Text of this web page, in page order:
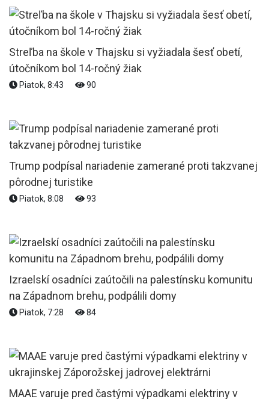
Streľba na škole v Thajsku si vyžiadala šesť obetí,
útočníkom bol 14-ročný žiak
Piatok, 8:43 90
Trump podpísal nariadenie zamerané proti takzvanej
pôrodnej turistike
Piatok, 8:08 93
Izraelskí osadníci zaútočili na palestínsku komunitu
na Západnom brehu, podpálili domy
Piatok, 7:28 84
MAAE varuje pred častými výpadkami elektriny v